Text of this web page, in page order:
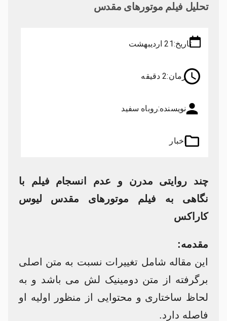
تحلیل فیلم موتورهای مقدس
تاریخ:21 اردیبهشت
زمان:2 دقیقه
نویسنده:روباه سفید
اخبار
چند روایتی مدرن و عدم انسجام فیلم با
نگاهی به فیلم موتورهای مقدس لیوس
کاراکس
مقدمه‌:
این مقاله شامل تغییرات نسبت به متن اصلی
برگرفته از متن دومینیک لش می باشد و به
لحاظ ساختاری و محتوایی از منظور اولیه او
فاصله دارد.